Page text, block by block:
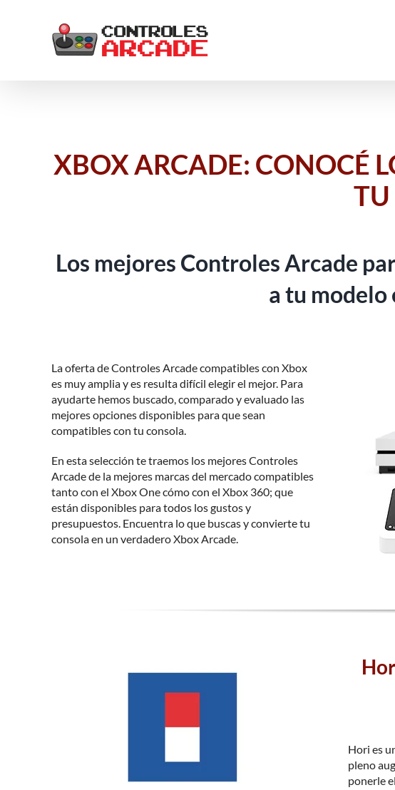
XBOX ARCADE: CONOCÉ
Los mejores Controles Arcade
a tu modelo
La oferta de Controles Arcade compatibles con Xbox
es muy amplia y es resulta difícil elegir el mejor. Para
ayudarte hemos buscado, comparado y evaluado las
mejores opciones disponibles para que sean
compatibles con tu consola.
En esta selección te traemos los mejores Controles
Arcade de la mejores marcas del mercado compatibles
tanto con el Xbox One cómo con el Xbox 360; que
están disponibles para todos los gustos y
presupuestos. Encuentra lo que buscas y convierte tu
consola en un verdadero Xbox Arcade.
Hori es
pleno
ponerle